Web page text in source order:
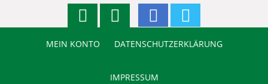
MEIN KONTO DATENSCHUTZERKLÄRUNG
IMPRESSUM